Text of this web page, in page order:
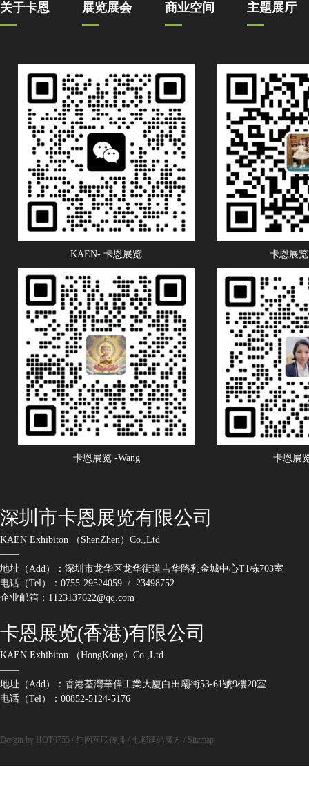
关于卡恩 展览展会 商业空间 主题展厅
KAEN- 卡恩展览 卡恩展
卡恩展览 -Wang 卡恩展
深圳市卡恩展览有限公司
KAEN Exhibiton （ShenZhen）Co.,Ltd
——
地址（Add）：深圳市龙华区龙华街道吉华路利金城中心T1栋703室
电话（Tel）：0755-29524059 / 23498752
企业邮箱：1123137622@qq.com
卡恩展览(香港)有限公司
KAEN Exhibiton （HongKong）Co.,Ltd
——
地址（Add）：香港荃灣華偉工業大廈白田壩街53-61號9樓20室
电话（Tel）：00852-5124-5176
Desgin by HOT0755 / 红网互联传播 / 七彩建站魔方 / Sitemap